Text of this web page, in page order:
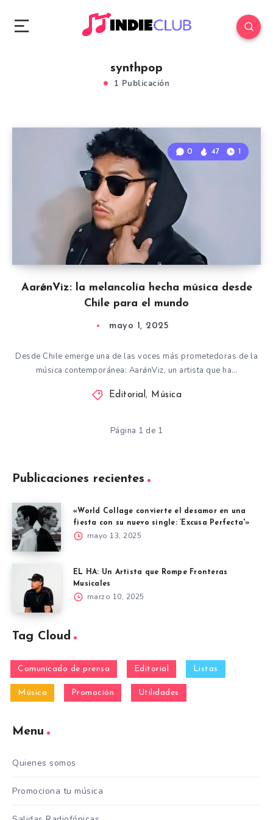
synthpop
1 Publicación
AarǿnViz: la melancolía hecha música desde
Chile para el mundo
0 47 1
mayo 1, 2025
Desde Chile emerge una de las voces más prometedoras de la
música contemporánea: AarǿnViz, un artista que ha…
Editorial, Música
Página 1 de 1
Publicaciones recientes
«World Collage convierte el desamor en una
fiesta con su nuevo single: ‘Excusa Perfecta'»
mayo 13, 2025
EL HA: Un Artista que Rompe Fronteras
Musicales
marzo 10, 2025
Tag Cloud
Comunicado de prensa Editorial Listas
Música Promoción Utilidades
Menu
Quienes somos
Promociona tu música